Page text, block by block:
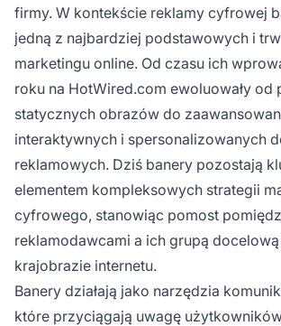
firmy. W kontekście reklamy cyfrowej
jedną z najbardziej podstawowych i
marketingu online. Od czasu ich
roku na HotWired.com ewoluowały od
statycznych obrazów do
interaktywnych i spersonalizowanych
reklamowych. Dziś banery pozostają
elementem kompleksowych strategii
cyfrowego, stanowiąc pomost
reklamodawcami a ich grupą
krajobrazie internetu.
Banery działają jako narzędzia
które przyciągają uwagę